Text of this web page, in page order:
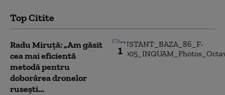
Top Citite
1
Radu Miruță: „Am găsit
cea mai eficientă
metodă pentru
doborârea dronelor
rusești...